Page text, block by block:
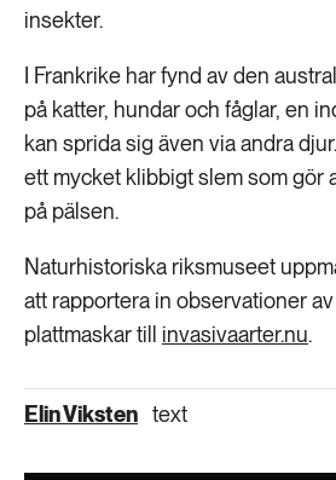
insekter.
I Frankrike har fynd av den
på katter, hundar och fåglar, en
kan sprida sig även via andra
ett mycket klibbigt slem som gör
på pälsen.
Naturhistoriska riksmuseet
att rapportera in observationer
plattmaskar till invasivaarter.nu.
Elin Viksten text